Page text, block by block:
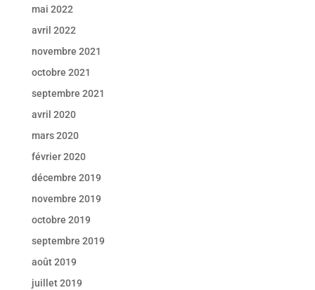
mai 2022
avril 2022
novembre 2021
octobre 2021
septembre 2021
avril 2020
mars 2020
février 2020
décembre 2019
novembre 2019
octobre 2019
septembre 2019
août 2019
juillet 2019